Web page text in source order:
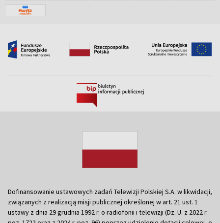
Dofinansowanie ustawowych zadań Telewizji Polskiej S.A. w likwidacji,
związanych z realizacją misji publicznej określonej w art. 21 ust. 1
ustawy z dnia 29 grudnia 1992 r. o radiofonii i telewizji (Dz. U. z 2022 r.